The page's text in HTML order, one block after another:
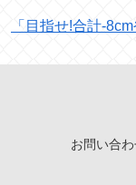
「目指せ!合計-
お問い合